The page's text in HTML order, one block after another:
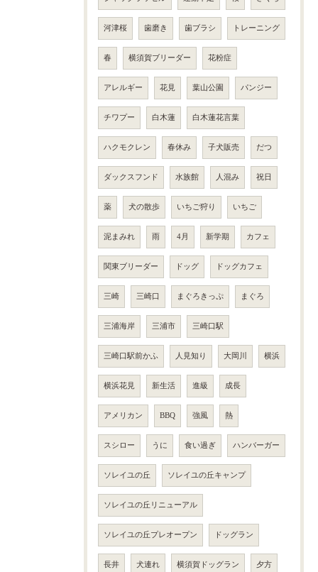
河津桜 歯磨き 歯ブラシ トレーニング
春 横須賀ブリーダー 花粉症
アレルギー 花見 葉山公園 パンジー
チワプー 白木蓮 白木蓮花言葉
ハクモクレン 春休み 子犬販売 だつ
ダックスフンド 水族館 人混み 祝日
薬 犬の散歩 いちご狩り いちご
泥まみれ 雨 4月 新学期 カフェ
関東ブリーダー ドッグ ドッグカフェ
三崎 三崎口 まぐろきっぷ まぐろ
三浦海岸 三浦市 三崎口駅
三崎口駅前かふ 人見知り 大岡川 横浜
横浜花見 新生活 進級 成長
アメリカン BBQ 強風 熱
スシロー うに 食い過ぎ ハンバーガー
ソレイユの丘 ソレイユの丘キャンプ
ソレイユの丘リニューアル
ソレイユの丘プレオープン ドッグラン
長井 犬連れ 横須賀ドッグラン 夕方